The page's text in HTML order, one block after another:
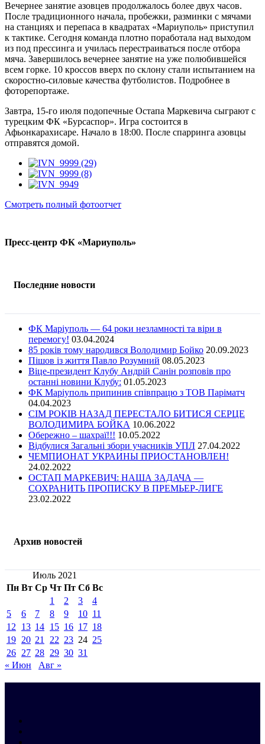
Вечернее занятие азовцев продолжалось более двух часов.
После традиционного начала, пробежки, разминки с мячами
на станциях и перепаса в квадратах «Мариуполь» приступил
к тактике. Сегодня команда плотно поработала над выходом
из под прессинга и училась перестраиваться после отбора
мяча. Завершилось вечернее занятие на уже полюбившейся
всем горке. 10 кроссов вверх по склону стали испытанием на
скоростно-силовые качества футболистов. Подробнее в
фоторепортаже.
Завтра, 15-го июля подопечные Остапа Маркевича сыграют с
турецким ФК «Бурсаспор». Игра состоится в
Афьонкарахисаре. Начало в 18:00. После спарринга азовцы
отправятся домой.
Смотреть полный фотоотчет
Пресс-центр ФК «Мариуполь»
Последние новости
ФК Маріуполь — 64 роки незламності та віри в
перемогу! 03.04.2024
85 років тому народився Володимир Бойко 20.09.2023
Пішов із життя Павло Розумний 08.05.2023
Віце-президент Клубу Андрій Санін розповів про
останні новини Клубу: 01.05.2023
ФК Маріуполь припинив співпрацю з ТОВ Паріматч
04.04.2023
СІМ РОКІВ НАЗАД ПЕРЕСТАЛО БИТИСЯ СЕРЦЕ
ВОЛОДИМИРА БОЙКА 10.06.2022
Обережно – шахраї!!! 10.05.2022
Відбулися Загальні збори учасників УПЛ 27.04.2022
ЧЕМПИОНАТ УКРАИНЫ ПРИОСТАНОВЛЕН!
24.02.2022
ОСТАП МАРКЕВИЧ: НАША ЗАДАЧА —
СОХРАНИТЬ ПРОПИСКУ В ПРЕМЬЕР-ЛИГЕ
23.02.2022
Архив новостей
Июль 2021
Пн Вт Ср Чт Пт Сб Вс
1
2 3
4
5
6 7 8 9 10 11
12
13 14 15 16 17 18
19 20 21 22 23 24 25
26 27 28 29 30 31
« Июн
Авг »